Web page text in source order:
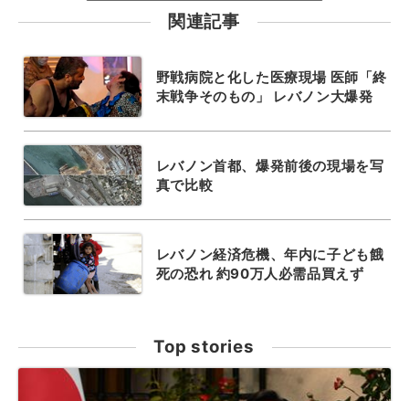
関連記事
野戦病院と化した医療現場 医師「終
末戦争そのもの」 レバノン大爆発
レバノン首都、爆発前後の現場を写
真で比較
レバノン経済危機、年内に子ども餓
死の恐れ 約90万人必需品買えず
Top stories